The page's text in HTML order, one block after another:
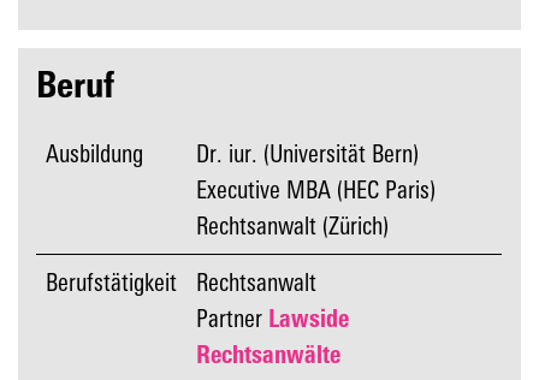
Beruf
Ausbildung
Dr. iur. (Universität Bern)
Executive MBA (HEC Paris)
Rechtsanwalt (Zürich)
Berufstätigkeit
Rechtsanwalt
Partner Lawside
Rechtsanwälte